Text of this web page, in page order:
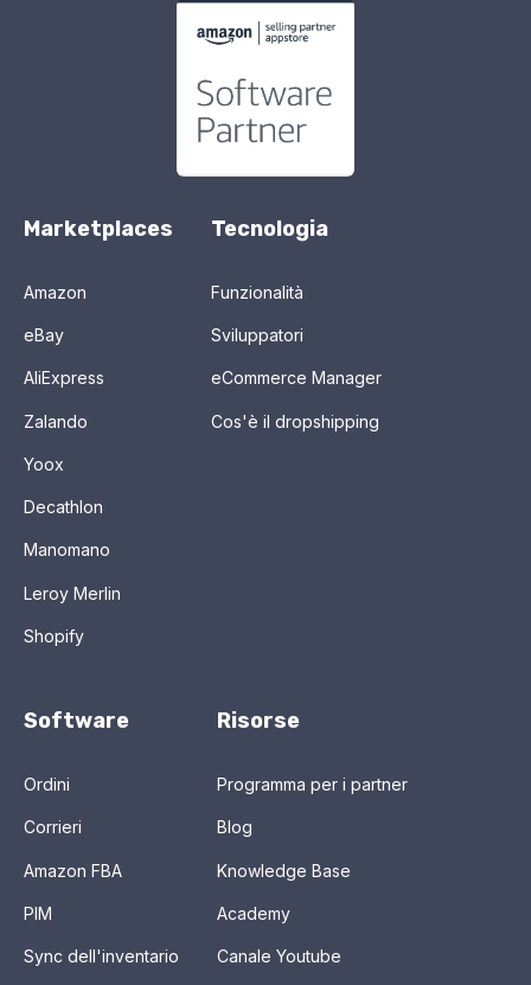
Marketplaces
Amazon
eBay
AliExpress
Zalando
Yoox
Decathlon
Manomano
Leroy Merlin
Shopify
Tecnologia
Funzionalità
Sviluppatori
eCommerce Manager
Cos'è il dropshipping
Software
Ordini
Corrieri
Amazon FBA
PIM
Sync dell'inventario
Risorse
Programma per i partner
Blog
Knowledge Base
Academy
Canale Youtube